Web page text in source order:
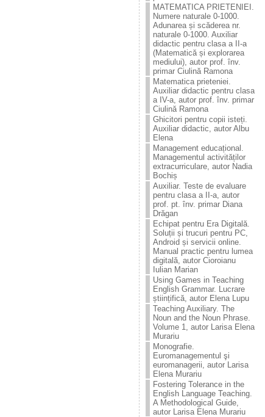
MATEMATICA PRIETENIEI.
Numere naturale 0-1000.
Adunarea și scăderea nr.
naturale 0-1000. Auxiliar
didactic pentru clasa a II-a
(Matematică și explorarea
mediului), autor prof. înv.
primar Ciulină Ramona
Matematica prieteniei.
Auxiliar didactic pentru clasa
a IV-a, autor prof. înv. primar
Ciulină Ramona
Ghicitori pentru copii isteți.
Auxiliar didactic, autor Albu
Elena
Management educațional.
Managementul activităților
extracurriculare, autor Nadia
Bochiș
Auxiliar. Teste de evaluare
pentru clasa a II-a, autor
prof. pt. înv. primar Diana
Drăgan
Echipat pentru Era Digitală.
Soluții și trucuri pentru PC,
Android și servicii online.
Manual practic pentru lumea
digitală, autor Cioroianu
Iulian Marian
Using Games in Teaching
English Grammar. Lucrare
științifică, autor Elena Lupu
Teaching Auxiliary. The
Noun and the Noun Phrase.
Volume 1, autor Larisa Elena
Murariu
Monografie.
Euromanagementul şi
euromanagerii, autor Larisa
Elena Murariu
Fostering Tolerance in the
English Language Teaching.
A Methodological Guide,
autor Larisa Elena Murariu